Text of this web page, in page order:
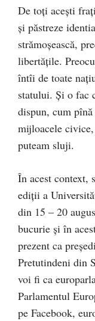
De toți acești
și păstreze
strămoșească,
libertățile.
întîi de toate
statului. Și o fac
dispun, cum
mijloacele
puteam sluji.
În acest context,
ediții a
din 15 – 20
bucurie și în
prezent ca
Pretutindeni din
voi fi ca
Parlamentul
pe Facebook,